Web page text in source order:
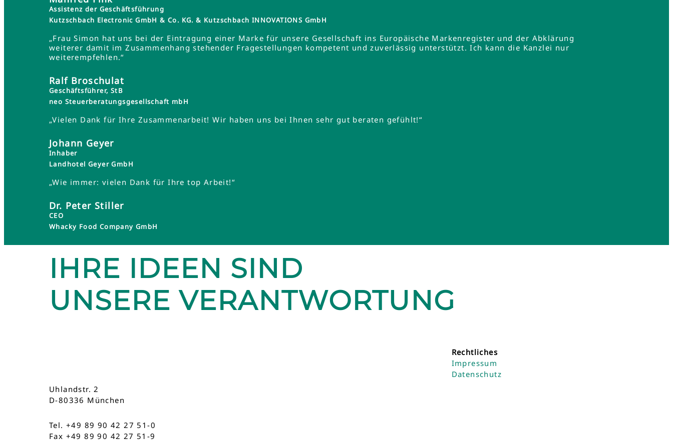
Assistenz der Geschäftsführung
Kutzschbach Electronic GmbH & Co. KG. & Kutzschbach INNOVATIONS GmbH
„Frau Simon hat uns bei der Eintragung einer Marke für unsere Gesellschaft ins Europäische Markenregister und der Abklärung
weiterer damit im Zusammenhang stehender Fragestellungen kompetent und zuverlässig unterstützt. Ich kann die Kanzlei nur
weiterempfehlen.“
Ralf Broschulat
Geschäftsführer, StB
neo Steuerberatungsgesellschaft mbH
„Vielen Dank für Ihre Zusammenarbeit! Wir haben uns bei Ihnen sehr gut beraten gefühlt!“
Johann Geyer
Inhaber
Landhotel Geyer GmbH
„Wie immer: vielen Dank für Ihre top Arbeit!“
Dr. Peter Stiller
CEO
Whacky Food Company GmbH
IHRE IDEEN SIND
UNSERE VERANTWORTUNG
Uhlandstr. 2
D-80336 München
Tel. +49 89 90 42 27 51-0
Fax +49 89 90 42 27 51-9
Rechtliches
Impressum
Datenschutz